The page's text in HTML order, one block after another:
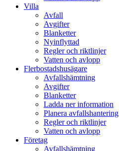
Villa
Avfall
Avgifter
Blanketter
Nyinflyttad
Regler och riktlinjer
Vatten och avlopp
Flerbostadshusägare
Avfallshämtning
Avgifter
Blanketter
Ladda ner information
Planera avfallshantering
Regler och riktlinjer
Vatten och avlopp
Företag
Avfallshämtning